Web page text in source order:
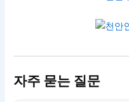
자주 묻는 질문